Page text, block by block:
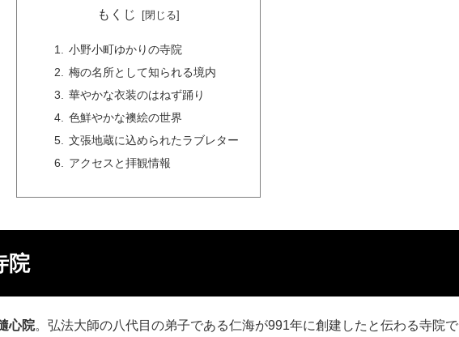
もくじ
小野小町ゆかりの寺院
梅の名所として知られる境内
華やかな衣装のはねず踊り
色鮮やかな襖絵の世界
文張地蔵に込められたラブレター
アクセスと拝観情報
院
心院。弘法大師の八代目の弟子である仁海が991年に創建したと伝わる寺院で